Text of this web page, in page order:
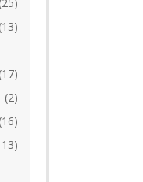
13
17
2
16